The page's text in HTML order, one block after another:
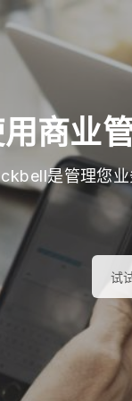
商业
是管理您
试